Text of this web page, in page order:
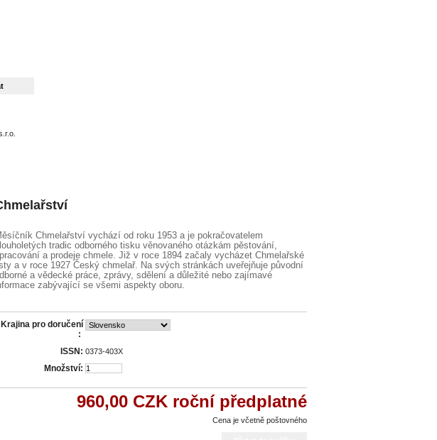
Chmelařství vychází od roku 1953 a je pokračovatelem
tradic odborného tisku věnovaného otázkám pěstování,
a prodeje chmele. Již v roce 1894 začaly vycházet Chmelařské
a v roce 1927 Český chmelař. Na svých stránkách uveřejňuje původní
a vědecké práce, zprávy, sdělení a důležité nebo zajímavé
zabývající se všemi aspekty oboru.
Krajina pro doručení
:
ISSN: 0373-403X
Množství:
960,00 CZK roční předplatné
Cena je včetně poštovného